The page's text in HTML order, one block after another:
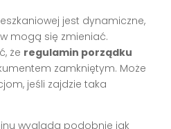
jest dynamiczne,
mogą się zmieniać.
że regulamin porządku
zamkniętym. Może
jeśli zajdzie taka
wygląda podobnie jak